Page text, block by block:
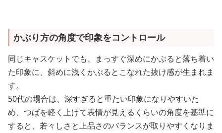
かぶり方の角度で印象をコントロール
同じキャスケットでも、まっすぐ深めにかぶると落ち着い
た印象に、斜めに浅くかぶるとこなれた抜け感が生まれま
す。
50代の場合は、深すぎると重たい印象になりやすいた
め、つばを軽く上げて表情が見えるくらいの角度を基準に
すると、若々しさと上品さのバランスが取りやすくなりま